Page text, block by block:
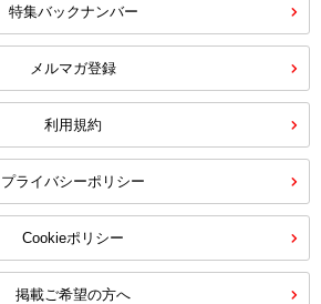
特集バックナンバー
メルマガ登録
利用規約
プライバシーポリシー
Cookieポリシー
掲載ご希望の方へ